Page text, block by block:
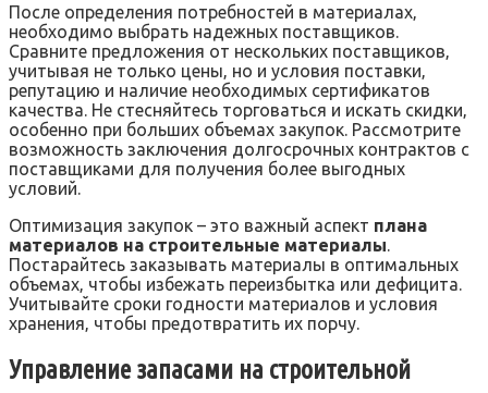
После определения потребностей в материалах‚
необходимо выбрать надежных поставщиков.
Сравните предложения от нескольких поставщиков‚
учитывая не только цены‚ но и условия поставки‚
репутацию и наличие необходимых сертификатов
качества. Не стесняйтесь торговаться и искать скидки‚
особенно при больших объемах закупок. Рассмотрите
возможность заключения долгосрочных контрактов с
поставщиками для получения более выгодных
условий.
Оптимизация закупок – это важный аспект плана
материалов на строительные материалы.
Постарайтесь заказывать материалы в оптимальных
объемах‚ чтобы избежать переизбытка или дефицита.
Учитывайте сроки годности материалов и условия
хранения‚ чтобы предотвратить их порчу.
Управление запасами на строительной